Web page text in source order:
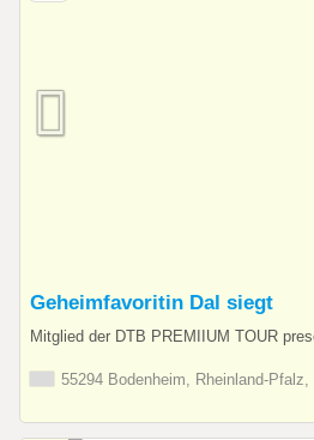
Geheimfavoritin Dal siegt
Mitglied der DTB PREMIIUM TOUR
55294 Bodenheim, Rheinland-Pfalz,